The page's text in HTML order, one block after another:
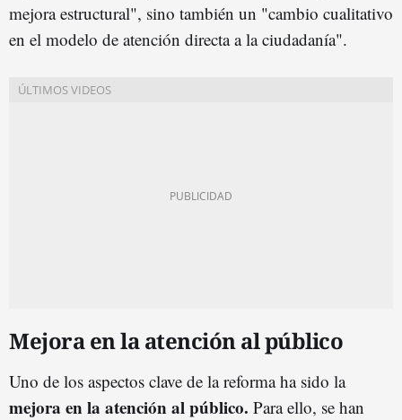
mejora estructural", sino también un "cambio cualitativo
en el modelo de atención directa a la ciudadanía".
Mejora en la atención al público
Uno de los aspectos clave de la reforma ha sido la
mejora en la atención al público. Para ello, se han